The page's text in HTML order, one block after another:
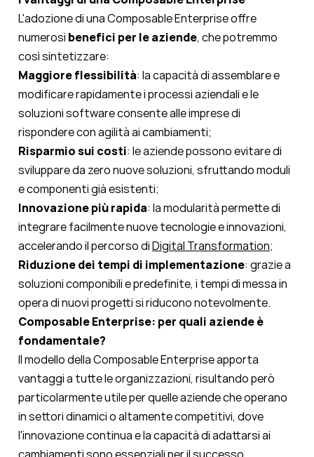
L'adozione di unaComposable Enterpriseoffre
numerosi benefici per le aziende, che potremmo
così sintetizzare:
Maggiore flessibilità: la capacità di assemblare e
modificare rapidamente i processi aziendali e le
soluzioni software consente alle imprese di
rispondere con agilità ai cambiamenti;
Risparmio sui costi: le aziende possono evitare di
sviluppare da zero nuove soluzioni, sfruttando moduli
e componenti già esistenti;
Innovazione più rapida: la modularità permette di
integrare facilmente nuove tecnologie e innovazioni,
accelerando il percorso diDigital Transformation;
Riduzione dei tempi di implementazione: grazie a
soluzioni componibili e predefinite, i tempi di messa in
opera di nuovi progetti si riducono notevolmente.
Composable Enterprise: per quali aziende è
fondamentale?
Il modello dellaComposable Enterpriseapporta
vantaggi a tutte le organizzazioni, risultando però
particolarmente utile per quelle aziende che operano
in settori dinamici o altamente competitivi, dove
l'innovazione continua e la capacità di adattarsi ai